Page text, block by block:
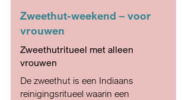
Zweethut-weekend – voor
vrouwen
Zweethutritueel met alleen
vrouwen
De zweethut is een Indiaans
reinigingsritueel waarin een